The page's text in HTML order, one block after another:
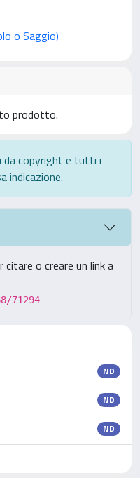
o Saggio)
prodotto.
da copyright e tutti i
indicazione.
o creare un link a
71294
ND
ND
ND